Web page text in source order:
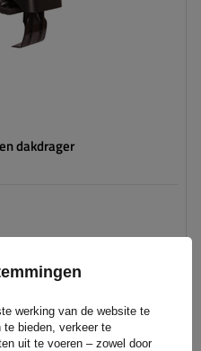
dakdrager
hoeveelheden
werking van de website te
te bieden, verkeer te
uit te voeren – zowel door